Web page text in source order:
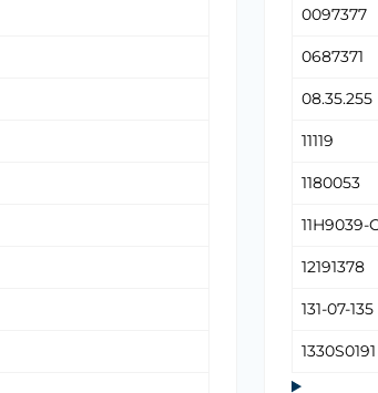
0097377
0687371
08.35.255
11119
1180053
11H9039-
12191378
131-07-135
1330S0191